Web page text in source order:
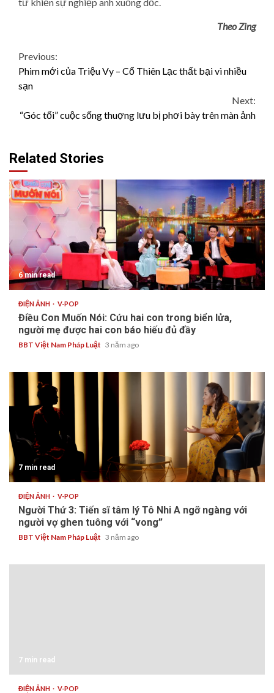
Theo Zing
Continue
Reading
Previous:
Phim mới của Triệu Vy – Cổ Thiên Lạc thất bại vì nhiều
sạn
Next:
“Góc tối” cuộc sống thuợng lưu bị phơi bày trên màn ảnh
Related Stories
6 min read
ĐIỆN ẢNH V-POP
Điều Con Muốn Nói: Cứu hai con trong biển lửa,
người mẹ được hai con báo hiếu đủ đầy
BBT Việt Nam Pháp Luật 3 năm ago
7 min read
ĐIỆN ẢNH V-POP
Người Thứ 3: Tiến sĩ tâm lý Tô Nhi A ngỡ ngàng với
người vợ ghen tuông với “vong”
BBT Việt Nam Pháp Luật 3 năm ago
7 min read
ĐIỆN ẢNH V-POP